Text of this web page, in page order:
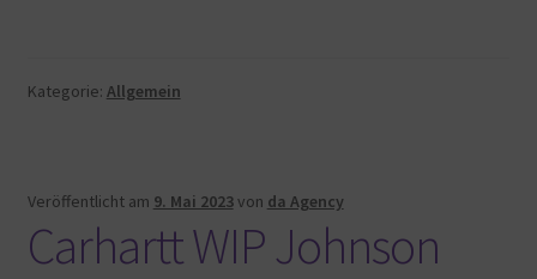
Kategorie: Allgemein
Veröffentlicht am 9. Mai 2023von da Agency
Carhartt WIP Johnson